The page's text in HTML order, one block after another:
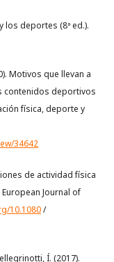
los deportes (8ª ed.).
Motivos que llevan a
contenidos deportivos
física, deporte y
34642
de actividad física
Journal of
10.1080/
Í. (2017).